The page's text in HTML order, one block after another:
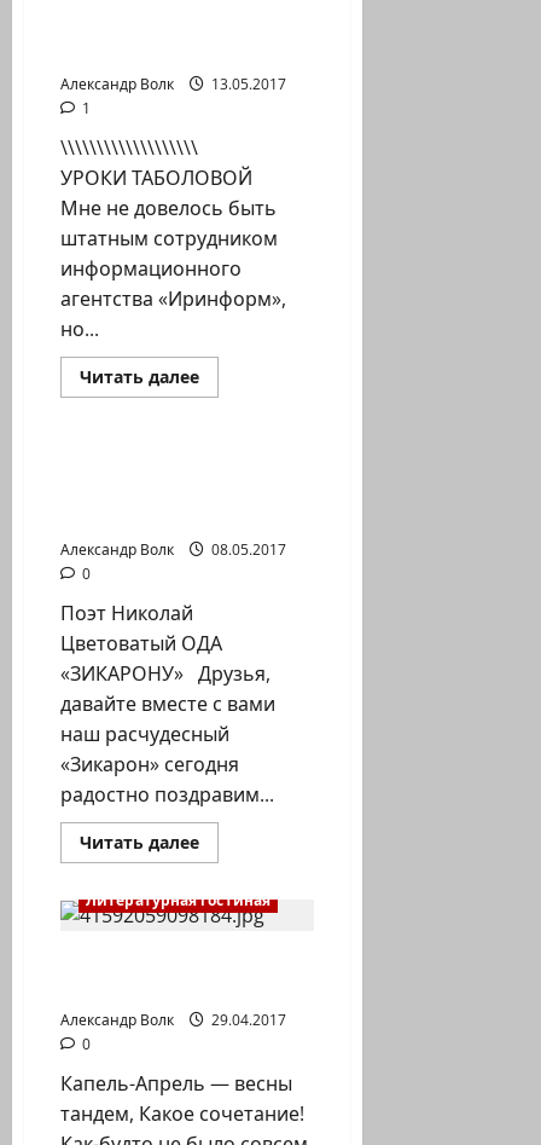
Александр Волк
13.05.2017
1
\\\\\\\\\\\\\\\\\\\
УРОКИ ТАБОЛОВОЙ
Мне не довелось быть
штатным сотрудником
информационного
агентства «Иринформ»,
но...
Читать далееПрочитать
больше
центра».
(Продолжение)
Литературная гостиная
Александр Волк
08.05.2017
0
Поэт Николай
Цветоватый ОДА
«ЗИКАРОНУ» Друзья,
давайте вместе с вами
наш расчудесный
«Зикарон» сегодня
радостно поздравим...
Читать далееПрочитать
больше
Николай
Цветоватый.
Литературная гостиная
Александр Волк
29.04.2017
0
Капель-Апрель — весны
тандем, Какое сочетание!